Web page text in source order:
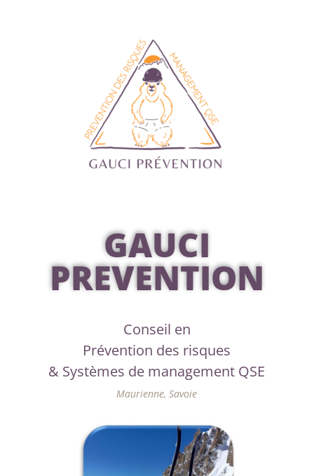
GAUCI
PREVENTION
Conseil en
Prévention des risques
& Systèmes de management QSE
Maurienne, Savoie